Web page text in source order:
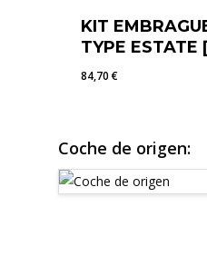
KIT
TYPE
84,70€
Coche de origen: